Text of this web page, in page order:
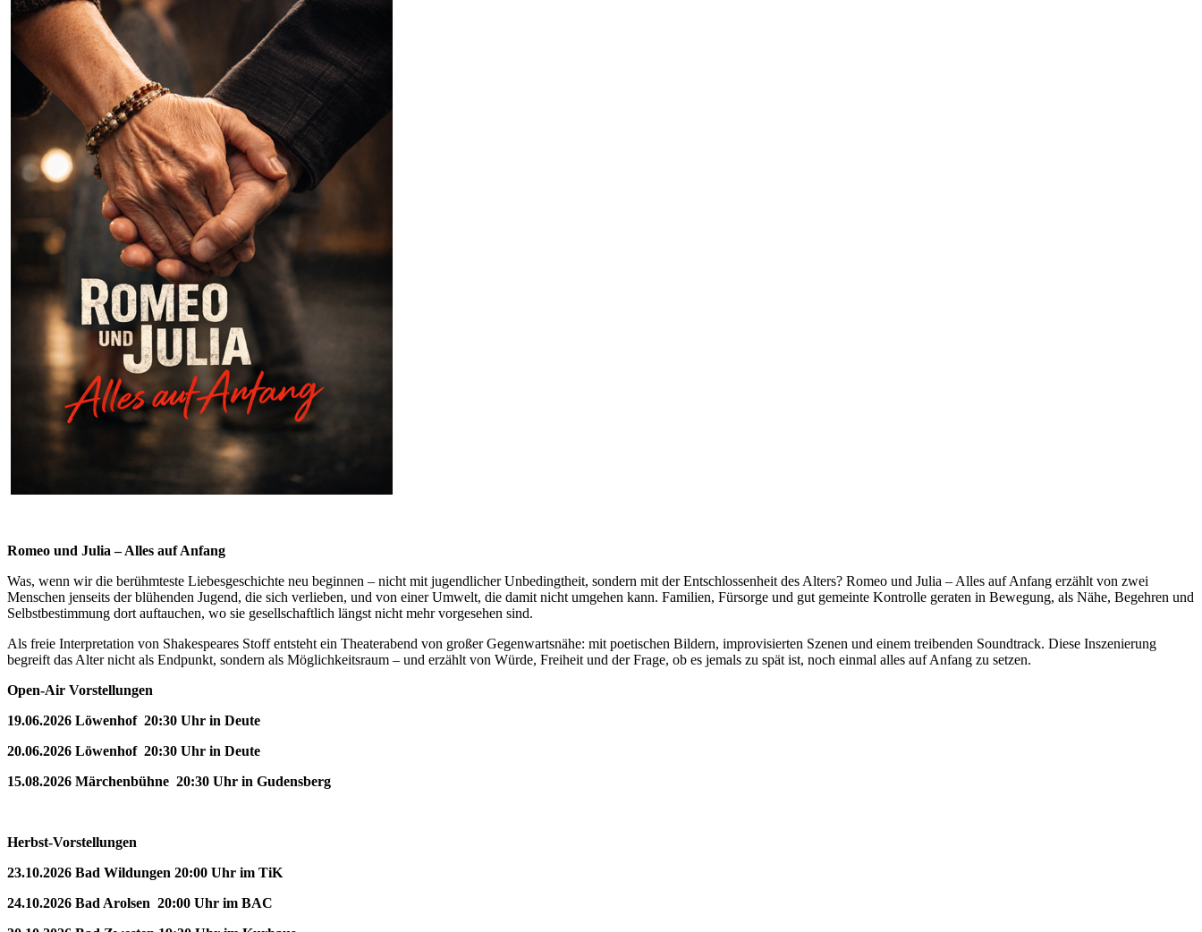
Romeo und Julia – Alles auf Anfang
Was, wenn wir die berühmteste Liebesgeschichte neu beginnen – nicht mit jugendlicher Unbedingtheit, sondern mit der Entschlossenheit des Alters? Romeo und Julia – Alles auf Anfang erzählt von zwei
Menschen jenseits der blühenden Jugend, die sich verlieben, und von einer Umwelt, die damit nicht umgehen kann. Familien, Fürsorge und gut gemeinte Kontrolle geraten in Bewegung, als Nähe, Begehren und
Selbstbestimmung dort auftauchen, wo sie gesellschaftlich längst nicht mehr vorgesehen sind.
Als freie Interpretation von Shakespeares Stoff entsteht ein Theaterabend von großer Gegenwartsnähe: mit poetischen Bildern, improvisierten Szenen und einem treibenden Soundtrack. Diese Inszenierung
begreift das Alter nicht als Endpunkt, sondern als Möglichkeitsraum – und erzählt von Würde, Freiheit und der Frage, ob es jemals zu spät ist, noch einmal alles auf Anfang zu setzen.
Open-Air Vorstellungen
19.06.2026 Löwenhof 20:30 Uhr in Deute
20.06.2026 Löwenhof 20:30 Uhr in Deute
15.08.2026 Märchenbühne 20:30 Uhr in Gudensberg
Herbst-Vorstellungen
23.10.2026 Bad Wildungen 20:00 Uhr im TiK
24.10.2026 Bad Arolsen 20:00 Uhr im BAC